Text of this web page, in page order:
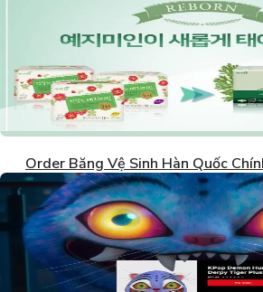
Order Băng Vệ Sinh Hàn Quốc
YOUNG